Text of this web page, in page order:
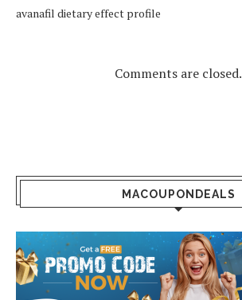
avanafil dietary effect profile
Comments are closed.
MACOUPONDEALS